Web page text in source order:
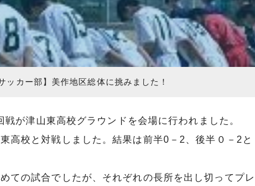
サッカー部】美作地区総体に挑みました！
が津山東高校グラウンドを会場に行われました。
高校と対戦しました。結果は前半0－2、後半０－2と
ての試合でしたが、それぞれの長所を出し切ってプレ